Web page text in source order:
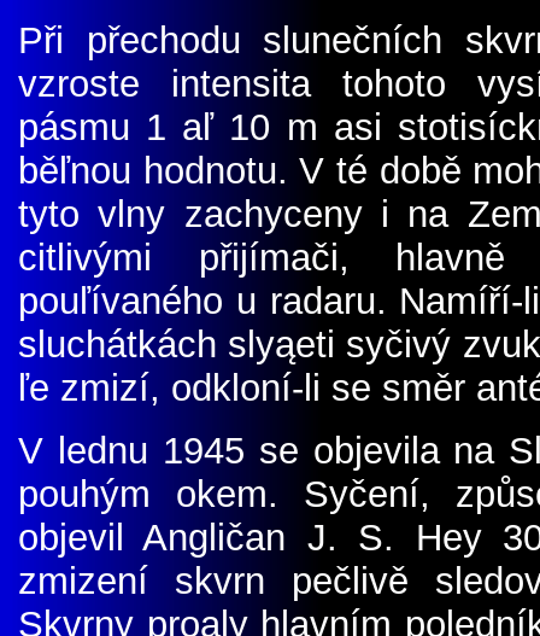
Při přechodu slunečních
vzroste intensita tohoto
pásmu 1 aľ 10 m asi
běľnou hodnotu. V té době
tyto vlny zachyceny i na
citlivými přijímači, hlavně
pouľívaného u radaru.
sluchátkách slyąeti syčivý
ľe zmizí, odkloní-li se směr
V lednu 1945 se objevila na
pouhým okem. Syčení,
objevil Angličan J. S. Hey
zmizení skvrn pečlivě
Skvrny proąly hlavním